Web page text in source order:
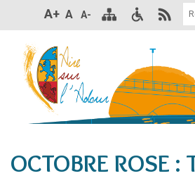
A+ A A-
OCTOBRE ROSE :